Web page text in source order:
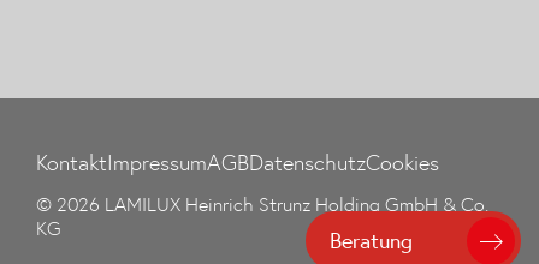
Beratung
KontaktImpressumAGBDatenschutzCookies
© 2026 LAMILUX Heinrich Strunz Holding GmbH & Co.
KG